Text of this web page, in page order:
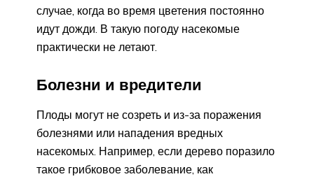
случае, когда во время цветения постоянно
идут дожди. В такую погоду насекомые
практически не летают.
Болезни и вредители
Плоды могут не созреть и из-за поражения
болезнями или нападения вредных
насекомых. Например, если дерево поразило
такое грибковое заболевание, как